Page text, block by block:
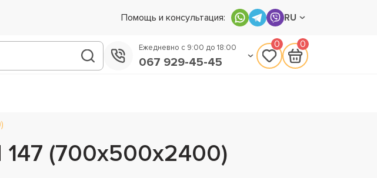
Помощь и консультация: RU
Ежедневно с 9:00 до 18:00
067 929-45-45
0 0
(700х500х2400)